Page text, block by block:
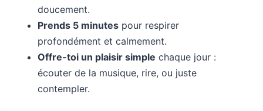
doucement.
Prends 5 minutes pour respirer
profondément et calmement.
Offre-toi un plaisir simple chaque jour :
écouter de la musique, rire, ou juste
contempler.